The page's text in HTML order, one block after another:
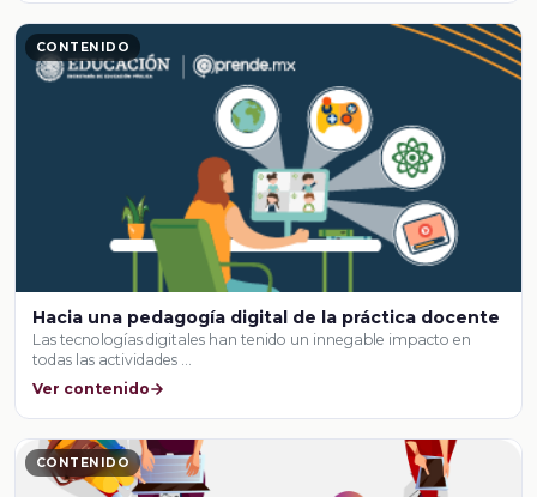
CONTENIDO
Hacia una pedagogía digital de la práctica docente
Las tecnologías digitales han tenido un innegable impacto en
todas las actividades …
Ver contenido
CONTENIDO